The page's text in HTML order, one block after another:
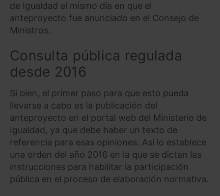
de Igualdad el mismo día en que el
anteproyecto fue anunciado en el Consejo de
Ministros.
Consulta pública regulada
desde 2016
Si bien, el primer paso para que esto pueda
llevarse a cabo es la publicación del
anteproyecto en el portal web del Ministerio de
Igualdad, ya que debe haber un texto de
referencia para esas opiniones. Así lo establece
una orden del año 2016 en la que se dictan las
instrucciones para habilitar la participación
pública en el proceso de elaboración normativa.